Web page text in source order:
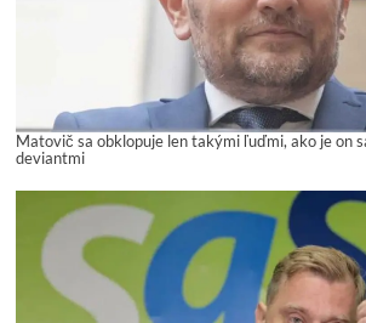
Matovič sa obklopuje len takými ľuďmi, ako je on
deviantmi